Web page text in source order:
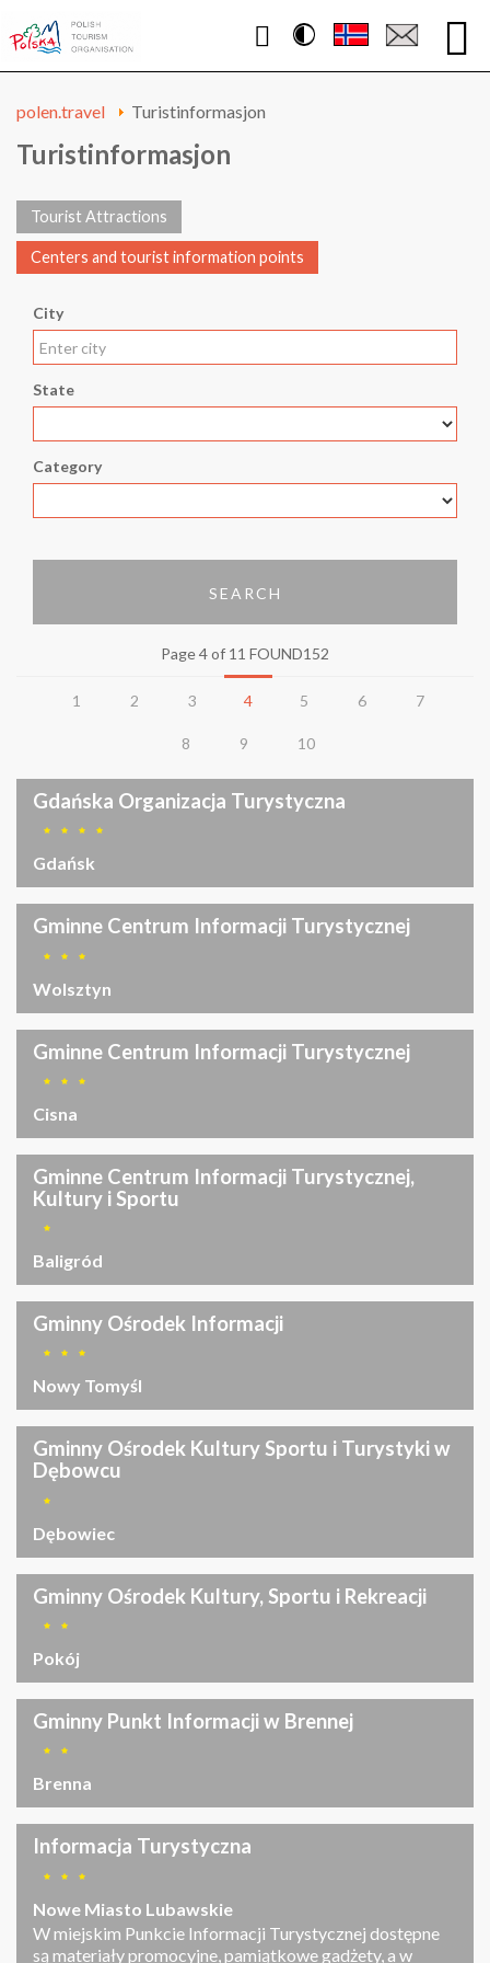
Contrast
WWW.POLEN.TRAVEL
polen.travel Turistinformasjon
Turistinformasjon
Tourist Attractions
Centers and tourist information points
City
State
Category
SEARCH
Page 4 of 11 FOUND152
1 2 3 4 5 6 7
8 9 10
Gdańska Organizacja Turystyczna
Gdańsk
Gminne Centrum Informacji Turystycznej
Wolsztyn
Gminne Centrum Informacji Turystycznej
Cisna
Gminne Centrum Informacji Turystycznej,
Kultury i Sportu
Baligród
Gminny Ośrodek Informacji
Nowy Tomyśl
Gminny Ośrodek Kultury Sportu i Turystyki w
Dębowcu
Dębowiec
Gminny Ośrodek Kultury, Sportu i Rekreacji
Pokój
Gminny Punkt Informacji w Brennej
Brenna
Informacja Turystyczna
Nowe Miasto Lubawskie
W miejskim Punkcie Informacji Turystycznej dostępne
są materiały promocyjne, pamiątkowe gadżety, a w